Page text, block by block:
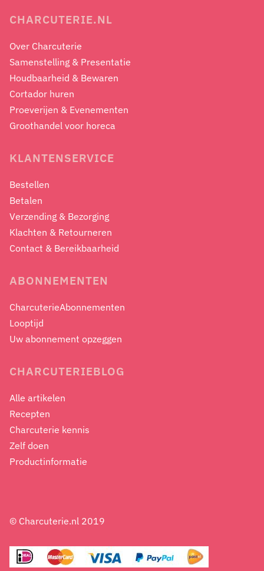
CHARCUTERIE.NL
Over Charcuterie
Samenstelling & Presentatie
Houdbaarheid & Bewaren
Cortador huren
Proeverijen & Evenementen
Groothandel voor horeca
KLANTENSERVICE
Bestellen
Betalen
Verzending & Bezorging
Klachten & Retourneren
Contact & Bereikbaarheid
ABONNEMENTEN
CharcuterieAbonnementen
Looptijd
Uw abonnement opzeggen
CHARCUTERIEBLOG
Alle artikelen
Recepten
Charcuterie kennis
Zelf doen
Productinformatie
© Charcuterie.nl 2019